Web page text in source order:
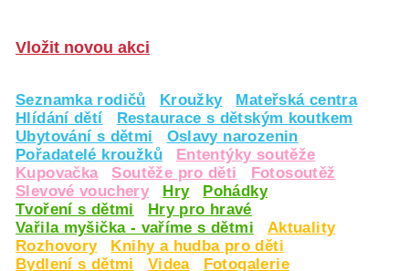
Vložit novou akci
Seznamka rodičů Kroužky
Mateřská centra
Hlídání dětí
Restaurace s dětským koutkem
Ubytování s dětmi
Oslavy narozenin
Pořadatelé kroužků
Ententýky soutěže
Kupovačka
Soutěže pro děti
Fotosoutěž
Slevové vouchery
Hry
Pohádky
Tvoření s dětmi
Hry pro hravé
Vařila myšička - vaříme s dětmi
Aktuality
Rozhovory
Knihy a hudba pro děti
Bydlení s dětmi
Videa Fotogalerie